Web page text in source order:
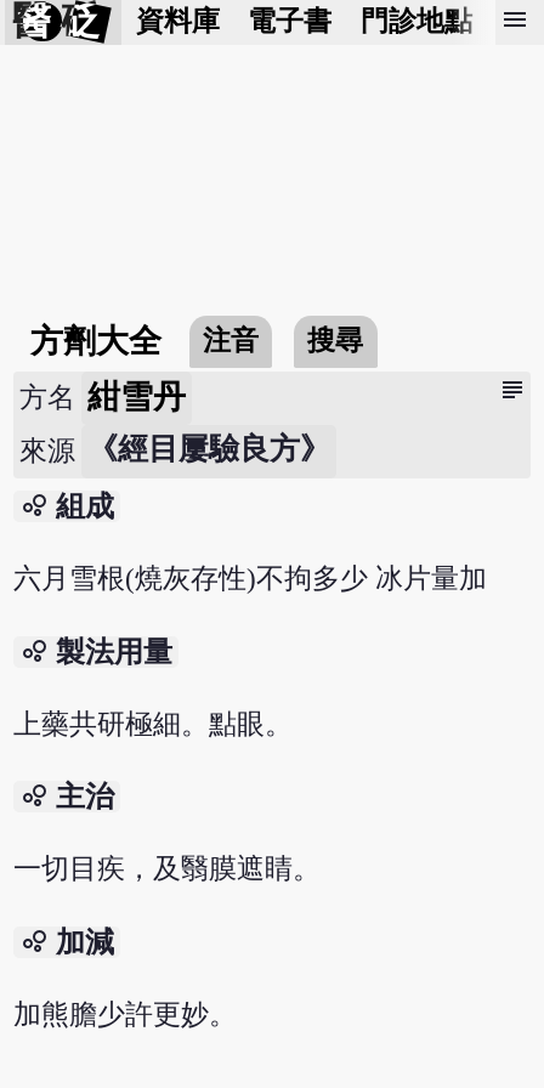
醫 砭 資料庫 電子書 門診地點 預
menu
方劑大全 注音 搜尋
subject
方名 紺雪丹
來源 《經目屢驗良方》
bubble_chart 組成
六月雪根(燒灰存性)不拘多少 冰片量加
bubble_chart 製法用量
上藥共研極細。點眼。
bubble_chart 主治
一切目疾，及翳膜遮睛。
bubble_chart 加減
加熊膽少許更妙。